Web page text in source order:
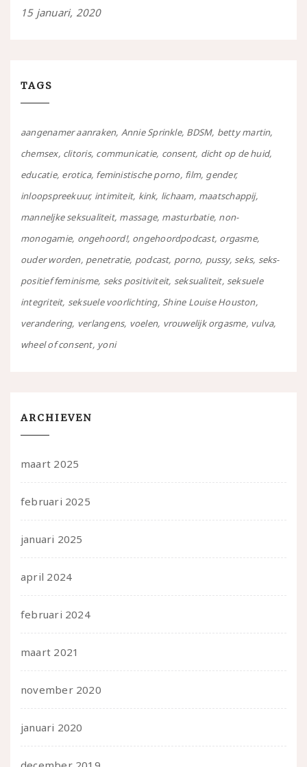
15 januari, 2020
TAGS
aangenamer aanraken Annie Sprinkle BDSM betty martin
chemsex clitoris communicatie consent dicht op de huid
educatie erotica feministische porno film gender
inloopspreekuur intimiteit kink lichaam maatschappij
manneljke seksualiteit massage masturbatie non-
monogamie ongehoord! ongehoordpodcast orgasme
ouder worden penetratie podcast porno pussy seks seks-
positief feminisme seks positiviteit seksualiteit seksuele
integriteit seksuele voorlichting Shine Louise Houston
verandering verlangens voelen vrouwelijk orgasme vulva
wheel of consent yoni
ARCHIEVEN
maart 2025
februari 2025
januari 2025
april 2024
februari 2024
maart 2021
november 2020
januari 2020